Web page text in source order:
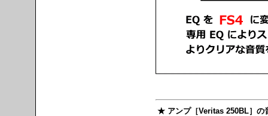
★ アンプ［Veritas 250BL］の